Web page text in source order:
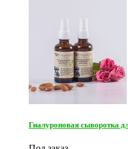
Гиалуроновая сыворотка